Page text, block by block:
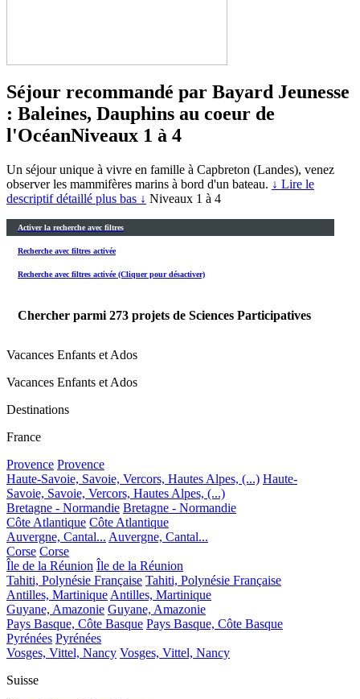
Séjour recommandé par Bayard Jeunesse
: Baleines, Dauphins au coeur de
l'OcéanNiveaux 1 à 4
Un séjour unique à vivre en famille à Capbreton (Landes), venez
observer les mammifères marins à bord d'un bateau. ↓ Lire le
descriptif détaillé plus bas ↓ Niveaux 1 à 4
Activer la recherche avec filtres
Recherche avec filtres activée
Recherche avec filtres activée (Cliquer pour désactiver)
Chercher parmi 273 projets de Sciences Participatives
Vacances Enfants et Ados
Vacances Enfants et Ados
Destinations
France
Provence Provence
Haute-Savoie, Savoie, Vercors, Hautes Alpes, (...) Haute-
Savoie, Savoie, Vercors, Hautes Alpes, (...)
Bretagne - Normandie Bretagne - Normandie
Côte Atlantique Côte Atlantique
Auvergne, Cantal... Auvergne, Cantal...
Corse Corse
Île de la Réunion Île de la Réunion
Tahiti, Polynésie Française Tahiti, Polynésie Française
Antilles, Martinique Antilles, Martinique
Guyane, Amazonie Guyane, Amazonie
Pays Basque, Côte Basque Pays Basque, Côte Basque
Pyrénées Pyrénées
Vosges, Vittel, Nancy Vosges, Vittel, Nancy
Suisse